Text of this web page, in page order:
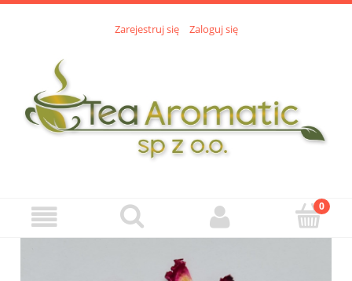
Zarejestruj się Zaloguj się